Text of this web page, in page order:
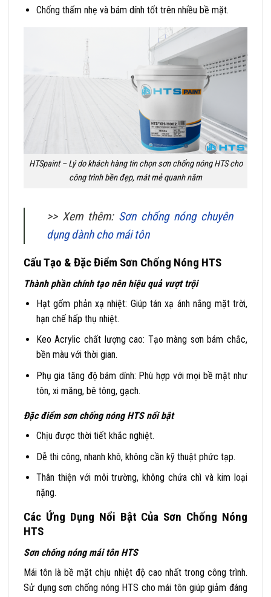
Chống thấm nhẹ và bám dính tốt trên nhiều bề mặt.
HTSpaint – Lý do khách hàng tin chọn sơn chống nóng HTS cho
công trình bền đẹp, mát mẻ quanh năm
>> Xem thêm: Sơn chống nóng chuyên
dụng dành cho mái tôn
Cấu Tạo & Đặc Điểm Sơn Chống Nóng HTS
Thành phần chính tạo nên hiệu quả vượt trội
Hạt gốm phản xạ nhiệt: Giúp tán xạ ánh nắng mặt trời,
hạn chế hấp thụ nhiệt.
Keo Acrylic chất lượng cao: Tạo màng sơn bám chắc,
bền màu với thời gian.
Phụ gia tăng độ bám dính: Phù hợp với mọi bề mặt như
tôn, xi măng, bê tông, gạch.
Đặc điểm sơn chống nóng HTS nổi bật
Chịu được thời tiết khắc nghiệt.
Dễ thi công, nhanh khô, không cần kỹ thuật phức tạp.
Thân thiện với môi trường, không chứa chì và kim loại
nặng.
Các Ứng Dụng Nổi Bật Của Sơn Chống Nóng
HTS
Sơn chống nóng mái tôn HTS
Mái tôn là bề mặt chịu nhiệt độ cao nhất trong công trình.
Sử dụng sơn chống nóng HTS cho mái tôn giúp giảm đáng